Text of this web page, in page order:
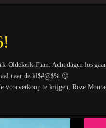
Oldekerk-Faan. Acht dagen los
naar de kl$#@$% 🙂
te krijgen, Roze